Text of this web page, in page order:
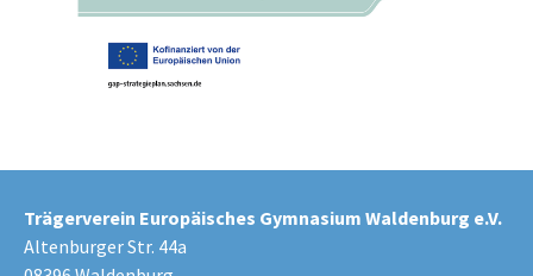
Trägerverein Europäisches Gymnasium Waldenburg e.V.
Altenburger Str. 44a